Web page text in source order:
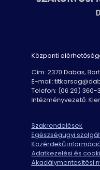
Központi
Cím: 2370 Dabas,
E-mail:
Telefon: (06 29) 360-
Intézményvezető:
Szakrendelések
Egészségügyi
Közérdekű
Adatkezelési és
Akadálymentesítési